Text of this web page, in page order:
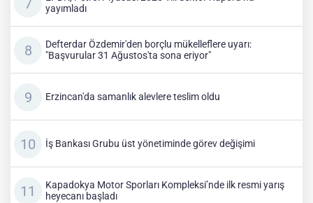
yayımladı
Defterdar Özdemir'den borçlu mükelleflere uyarı:
"Başvurular 31 Ağustos'ta sona eriyor"
Erzincan'da samanlık alevlere teslim oldu
İş Bankası Grubu üst yönetiminde görev değişimi
Kapadokya Motor Sporları Kompleksi’nde ilk resmi yarış
heyecanı başladı